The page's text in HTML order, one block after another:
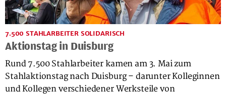
7.500 STAHLARBEITER SOLIDARISCH
Aktionstag in Duisburg
Rund 7.500 Stahlarbeiter kamen am 3. Mai zum
Stahlaktionstag nach Duisburg – darunter Kolleginnen
und Kollegen verschiedener Werksteile von